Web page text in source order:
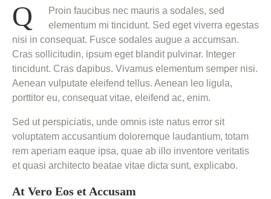
Q
Proin faucibus nec mauris a sodales, sed
elementum mi tincidunt. Sed eget viverra egestas
nisi in consequat. Fusce sodales augue a accumsan.
Cras sollicitudin, ipsum eget blandit pulvinar. Integer
tincidunt. Cras dapibus. Vivamus elementum semper nisi.
Aenean vulputate eleifend tellus. Aenean leo ligula,
porttitor eu, consequat vitae, eleifend ac, enim.
Sed ut perspiciatis, unde omnis iste natus error sit
voluptatem accusantium doloremque laudantium, totam
rem aperiam eaque ipsa, quae ab illo inventore veritatis
et quasi architecto beatae vitae dicta sunt, explicabo.
At Vero Eos et Accusam